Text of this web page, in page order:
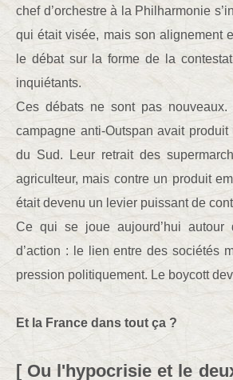
chef d’orchestre à la Philharmonie
qui était visée, mais son alignement
le débat sur la forme de la
inquiétants.
Ces débats ne sont pas
campagne anti-Outspan avait
du Sud. Leur retrait des
agriculteur, mais contre un produit
était devenu un levier puissant de
Ce qui se joue aujourd’hui autour
d’action : le lien entre des sociétés
pression politiquement. Le boycott
Et la France dans tout ça ?
[ Ou l'hypocrisie et le